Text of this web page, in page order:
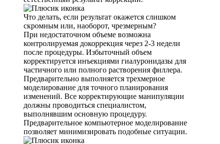
Что делать, если результат окажется слишком
скромным или, наоборот, чрезмерным?
При недостаточном объеме возможна
контролируемая докоррекция через 2-3 недели
после процедуры. Избыточный объем
корректируется инъекциями гиалуронидазы для
частичного или полного растворения филлера.
Предварительно выполняется трехмерное
моделирование для точного планирования
изменений. Все корректирующие манипуляции
должны проводиться специалистом,
выполнявшим основную процедуру.
Предварительное компьютерное моделирование
позволяет минимизировать подобные ситуации.